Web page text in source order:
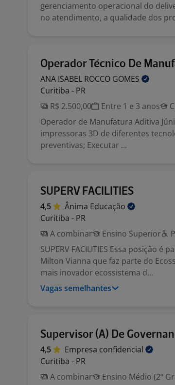
gerenciamento operacional do
no atendimento, a qualidade dos
Operador Técnico De
ANA ISABEL ROCCO GOMES
Curitiba - PR
R$ 2.500,00
Entre 1 e 3 anos
Operador de Manufatura Aditiva
impressoras 3D de diferentes
preventivas; Executar ...
SUPERV FACILITIES
4,5 Ânima Educação
Curitiba - PR
A combinar
Ensino Superior
SUPERV FACILITIES Essa posição é
Milton Vianna que faz parte do
mais inovador ecossistema d...
Vagas semelhantes
Supervisor (A) De
4,5 Empresa confidencial
Curitiba - PR
A combinar
Ensino Médio (2º